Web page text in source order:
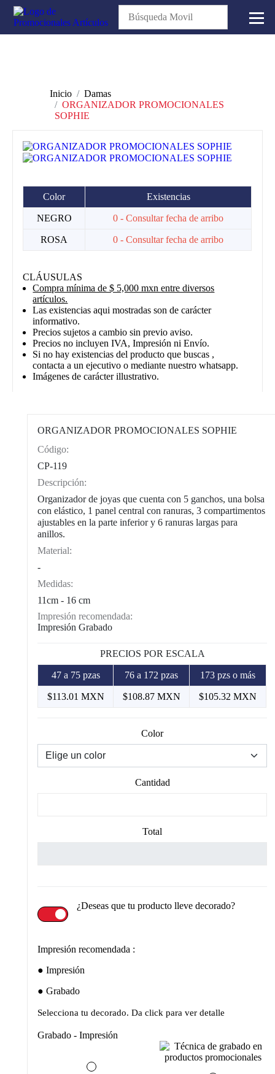
Inicio
Damas
ORGANIZADOR PROMOCIONALES
SOPHIE
Color Existencias
NEGRO 0 - Consultar fecha de arribo
ROSA 0 - Consultar fecha de arribo
CLÁUSULAS
Compra mínima de $ 5,000 mxn entre diversos
artículos.
Las existencias aqui mostradas son de carácter
informativo.
Precios sujetos a cambio sin previo aviso.
Precios no incluyen IVA, Impresión ni Envío.
Si no hay existencias del producto que buscas ,
contacta a un ejecutivo o mediante nuestro whatsapp.
Imágenes de carácter illustrativo.
ORGANIZADOR PROMOCIONALES SOPHIE
Código:
CP-119
Descripción:
Organizador de joyas que cuenta con 5 ganchos, una bolsa
con elástico, 1 panel central con ranuras, 3 compartimentos
ajustables en la parte inferior y 6 ranuras largas para
anillos.
Material:
-
Medidas:
11cm - 16 cm
Impresión recomendada:
Impresión Grabado
PRECIOS POR ESCALA
47 a 75 pzas 76 a 172 pzas 173 pzs o más
$113.01 MXN $108.87 MXN $105.32 MXN
Color
Cantidad
Total
¿Deseas que tu producto lleve decorado?
Impresión recomendada :
Impresión
Grabado
Selecciona tu decorado. Da click para ver detalle
Grabado - Impresión